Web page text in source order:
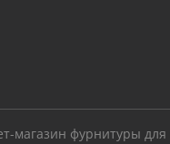
магазин фурнитуры